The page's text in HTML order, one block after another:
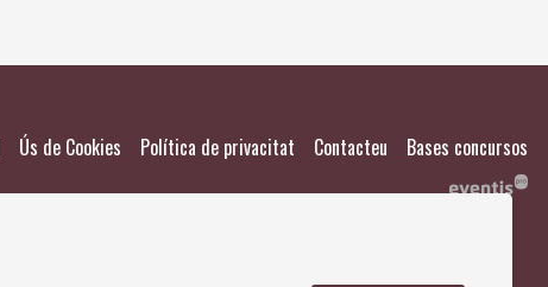
Ús de Cookies Política de privacitat Contacteu Bases concursos